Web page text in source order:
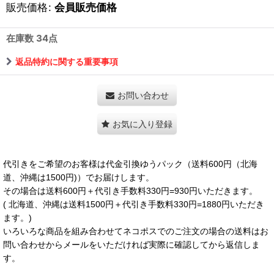
販売価格: 会員販売価格
在庫数 34点
返品特約に関する重要事項
お問い合わせ
お気に入り登録
代引きをご希望のお客様は代金引換ゆうパック（送料600円（北海
道、沖縄は1500円)）でお届けします。
その場合は送料600円＋代引き手数料330円=930円いただきます。
( 北海道、沖縄は送料1500円＋代引き手数料330円=1880円いただき
ます。)
いろいろな商品を組み合わせてネコポスでのご注文の場合の送料はお
問い合わせからメールをいただければ実際に確認してから返信しま
す。